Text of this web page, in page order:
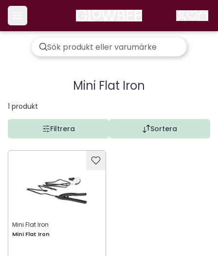
Mini Flat Iron
1 produkt
Filtrera Sortera
Mini Flat Iron
Mini Flat Iron